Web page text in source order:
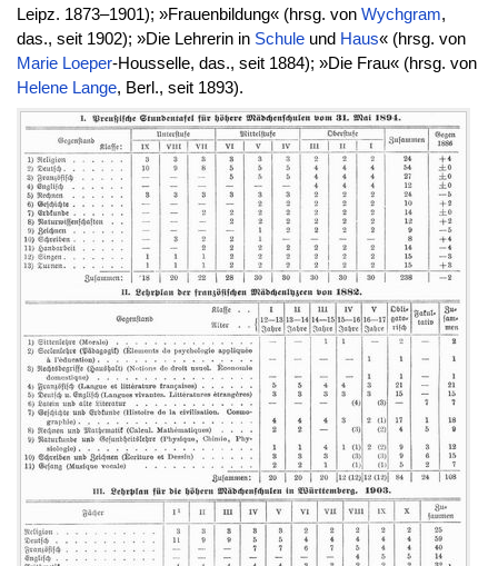
Leipz. 1873–1901); »Frauenbildung« (hrsg. von Wychgram,
das., seit 1902); »Die Lehrerin in Schuleund Haus« (hrsg. von
Marie Loeper-Housselle, das., seit 1884); »Die Frau« (hrsg. von
Helene Lange, Berl., seit 1893).